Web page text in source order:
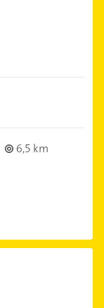
6,5 km